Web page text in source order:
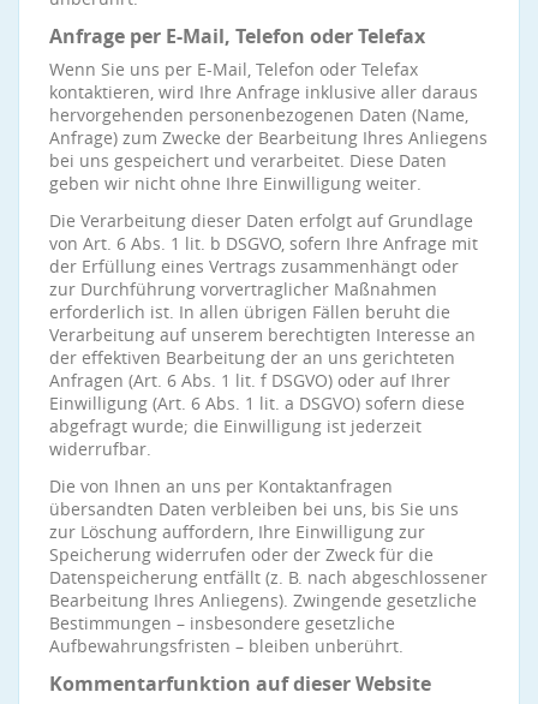
Anfrage per E-Mail, Telefon oder Telefax
Wenn Sie uns per E-Mail, Telefon oder Telefax
kontaktieren, wird Ihre Anfrage inklusive aller daraus
hervorgehenden personenbezogenen Daten (Name,
Anfrage) zum Zwecke der Bearbeitung Ihres Anliegens
bei uns gespeichert und verarbeitet. Diese Daten
geben wir nicht ohne Ihre Einwilligung weiter.
Die Verarbeitung dieser Daten erfolgt auf Grundlage
von Art. 6 Abs. 1 lit. b DSGVO, sofern Ihre Anfrage mit
der Erfüllung eines Vertrags zusammenhängt oder
zur Durchführung vorvertraglicher Maßnahmen
erforderlich ist. In allen übrigen Fällen beruht die
Verarbeitung auf unserem berechtigten Interesse an
der effektiven Bearbeitung der an uns gerichteten
Anfragen (Art. 6 Abs. 1 lit. f DSGVO) oder auf Ihrer
Einwilligung (Art. 6 Abs. 1 lit. a DSGVO) sofern diese
abgefragt wurde; die Einwilligung ist jederzeit
widerrufbar.
Die von Ihnen an uns per Kontaktanfragen
übersandten Daten verbleiben bei uns, bis Sie uns
zur Löschung auffordern, Ihre Einwilligung zur
Speicherung widerrufen oder der Zweck für die
Datenspeicherung entfällt (z. B. nach abgeschlossener
Bearbeitung Ihres Anliegens). Zwingende gesetzliche
Bestimmungen – insbesondere gesetzliche
Aufbewahrungsfristen – bleiben unberührt.
Kommentarfunktion auf dieser Website